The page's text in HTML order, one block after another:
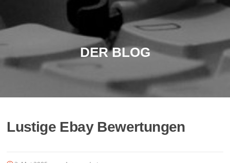
DER BLOG
Lustige Ebay Bewertungen